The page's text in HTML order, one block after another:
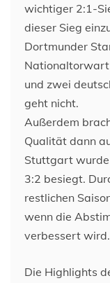
wichtiger 2:1-
dieser Sieg
Dortmunder
Nationaltorwart
und zwei
geht nicht.
Außerdem
Qualität dann
Stuttgart wurde
3:2 besiegt.
restlichen
wenn die
verbessert wird.
Die Highlights